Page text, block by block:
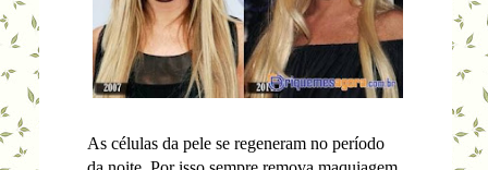
As células da pele se regeneram no período